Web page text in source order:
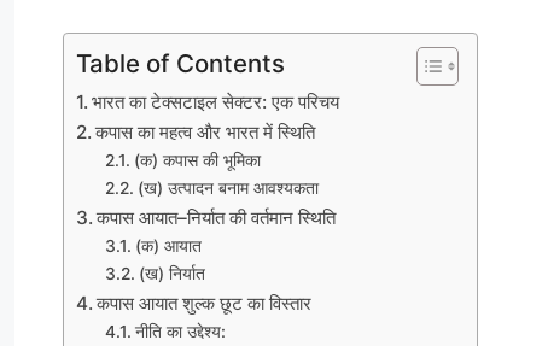
Table of Contents
भारत का टेक्सटाइल सेक्टर: एक परिचय
कपास का महत्व और भारत में स्थिति
(क) कपास की भूमिका
(ख) उत्पादन बनाम आवश्यकता
कपास आयात–निर्यात की वर्तमान स्थिति
(क) आयात
(ख) निर्यात
कपास आयात शुल्क छूट का विस्तार
नीति का उद्देश्य: